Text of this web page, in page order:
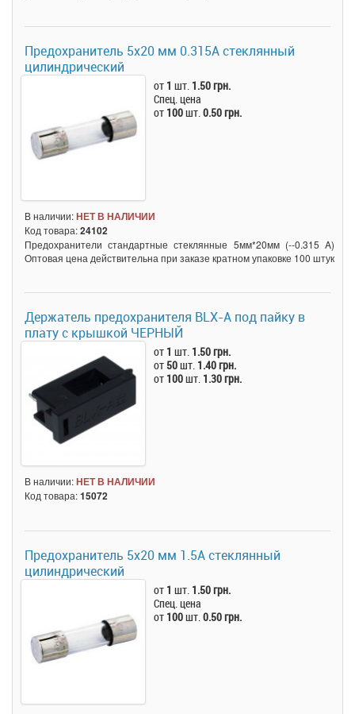
Предохранитель 5x20 мм 0.315A стеклянный
цилиндрический
от 1 шт. 1.50 грн.
Спец. цена
от 100шт.0.50 грн.
В наличии:НЕТ В НАЛИЧИИ
Код товара:24102
Предохранители стандартные стеклянные 5мм*20мм (--0.315 A)
Оптовая цена действительна при заказе кратном упаковке 100 штук
Держатель предохранителя BLX-A под пайку в
плату с крышкой ЧЕРНЫЙ
от 1 шт. 1.50 грн.
от 50шт. 1.40 грн.
от 100шт. 1.30 грн.
В наличии:НЕТ В НАЛИЧИИ
Код товара:15072
Предохранитель 5x20 мм 1.5A стеклянный
цилиндрический
от 1 шт. 1.50 грн.
Спец. цена
от 100шт.0.50 грн.